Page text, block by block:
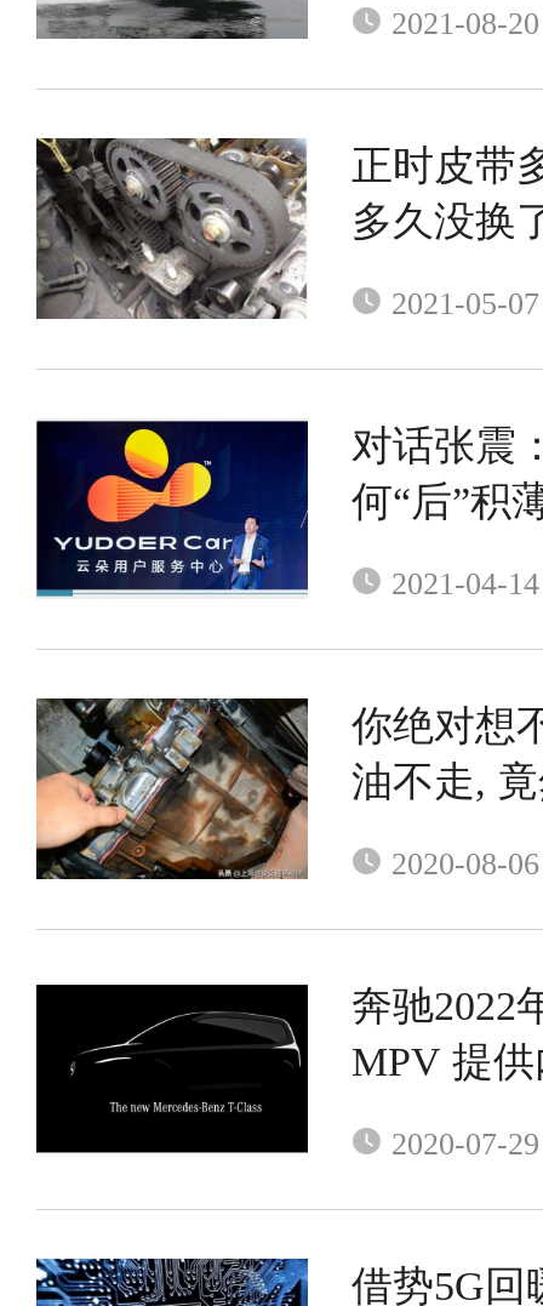
2021-08-20
正时皮带
多久没换
2021-05-07
对话张震
何“后”积
2021-04-14
你绝对想
油不走,
的
2020-08-06
奔驰2022
MPV 提
2020-07-29
借势5G回